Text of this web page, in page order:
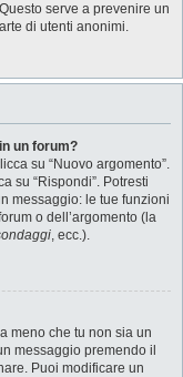
serve a prevenire un
di utenti anonimi.
un forum?
su “Nuovo argomento”.
su “Rispondi”. Potresti
messaggio: le tue funzioni
o dell’argomento (la
, ecc.).
meno che tu non sia un
messaggio premendo il
Puoi modificare un